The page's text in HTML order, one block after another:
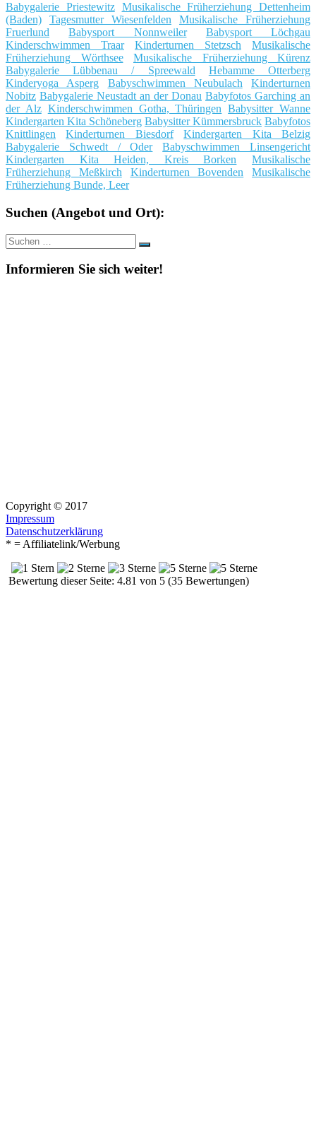
Babygalerie Priestewitz
Musikalische Früherziehung Dettenheim
(Baden)
Tagesmutter Wiesenfelden
Musikalische Früherziehung
Fruerlund
Babysport Nonnweiler
Babysport Löchgau
Kinderschwimmen Traar
Kinderturnen Stetzsch
Musikalische
Früherziehung Wörthsee
Musikalische Früherziehung Kürenz
Babygalerie Lübbenau / Spreewald
Hebamme Otterberg
Kinderyoga Asperg
Babyschwimmen Neubulach
Kinderturnen
Nobitz Babygalerie Neustadt an der Donau Babyfotos Garching an
der Alz Kinderschwimmen Gotha, Thüringen
Babysitter Wanne
Kindergarten Kita Schöneberg Babysitter Kümmersbruck Babyfotos
Knittlingen
Kinderturnen Biesdorf
Kindergarten Kita Belzig
Babygalerie Schwedt / Oder
Babyschwimmen Linsengericht
Kindergarten Kita Heiden, Kreis Borken
Musikalische
Früherziehung Meßkirch
Kinderturnen Bovenden
Musikalische
Früherziehung Bunde, Leer
Suchen (Angebot und Ort):
Suche
nach:
Suchen
Informieren Sie sich weiter!
Copyright © 2017
Impressum
Datenschutzerklärung
* = Affiliatelink/Werbung
Bewertung dieser Seite: 4.81 von 5 (35 Bewertungen)